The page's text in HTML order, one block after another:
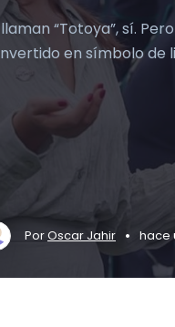
llaman “Totoya”, sí.
en símbolo de
PorOscar Jahir • hace